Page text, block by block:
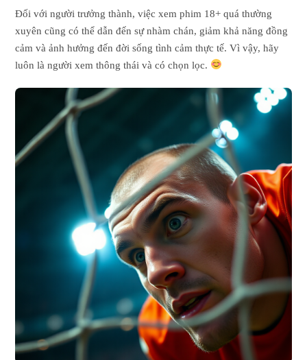
Đối với người trưởng thành, việc xem phim 18+ quá thường
xuyên cũng có thể dẫn đến sự nhàm chán, giảm khả năng đồng
cảm và ảnh hưởng đến đời sống tình cảm thực tế. Vì vậy, hãy
luôn là người xem thông thái và có chọn lọc.